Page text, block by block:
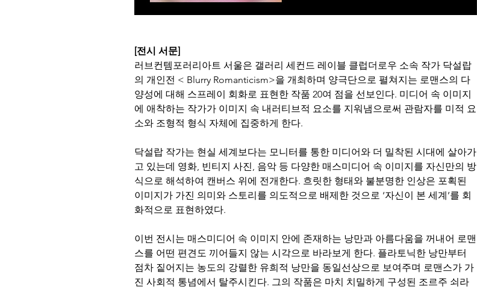
[전시 서문]
러브컨템포러리아트 서울은 갤러리 세컨드 레이블 클럽더로우 소속 작가 닥설랍
의 개인전 < Blurry Romanticism>을 개최하며 양극단으로 펼쳐지는 로맨스의 다
양성에 대해 스프레이 회화로 표현한 작품 20여 점을 선보인다. 미디어 속 이미지
에 애착하는 작가가 이미지 속 내러티브적 요소를 지워냄으로써 관람자를 미적 요
소와 조형적 형식 자체에 집중하게 한다.
닥설랍 작가는 현실 세계보다는 모니터를 통한 미디어와 더 밀착된 시대에 살아가
고 있는데 영화, 빈티지 사진, 음악 등 다양한 매스미디어 속 이미지를 자신만의 방
식으로 해석하여 캔버스 위에 전개한다. 흐릿한 형태와 불분명한 인상은 포획된
이미지가 가진 의미와 스토리를 의도적으로 배제한 것으로 ‘자신이 본 세계’를 회
화적으로 표현하였다.
이번 전시는 매스미디어 속 이미지 안에 존재하는 낭만과 아름다움을 꺼내어 로맨
스를 어떤 편견도 끼어들지 않는 시각으로 바라보게 한다. 플라토닉한 낭만부터
점차 짙어지는 농도의 강렬한 유희적 낭만을 동일선상으로 보여주며 로맨스가 가
진 사회적 통념에서 탈주시킨다. 그의 작품은 마치 치밀하게 구성된 조르주 쇠라